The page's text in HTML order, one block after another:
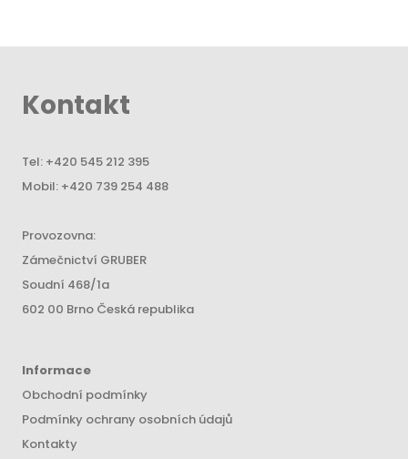
Kontakt
Tel: +420 545 212 395
Mobil: +420 739 254 488
Provozovna:
Zámečnictví GRUBER
Soudní 468/1a
602 00 Brno Česká republika
Informace
Obchodní podmínky
Podmínky ochrany osobních údajů
Kontakty